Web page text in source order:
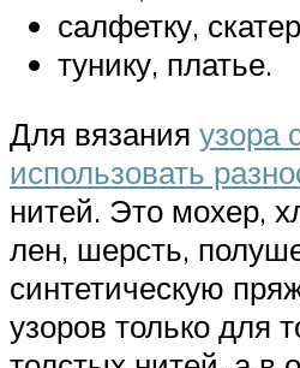
салфетку,
тунику, платье.
Для вязания узора
использовать
нитей. Это мохер,
лен, шерсть,
синтетическую
узоров только для